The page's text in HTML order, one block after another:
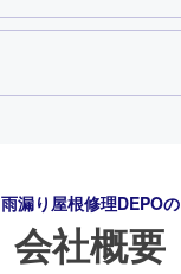
雨漏り屋根修理DEPOの
会社概要